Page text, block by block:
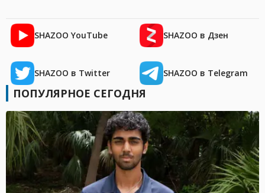
SHAZOO YouTube SHAZOO в Дзен
SHAZOO в Twitter SHAZOO в Telegram
ПОПУЛЯРНОЕ СЕГОДНЯ